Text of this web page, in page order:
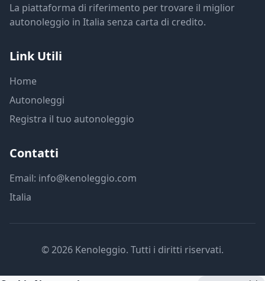
La piattaforma di riferimento per trovare il miglior
autonoleggio in Italia senza carta di credito.
Link Utili
Home
Autonoleggi
Registra il tuo autonoleggio
Contatti
Email: info@kenoleggio.com
Italia
© 2026 Kenoleggio. Tutti i diritti riservati.